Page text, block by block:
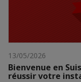
13/05/2026
Bienvenue en
réussir votre